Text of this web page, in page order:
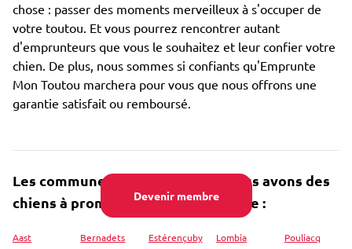
Devenir membre
chose : passer des moments merveilleux à s'occuper de
votre toutou. Et vous pourrez rencontrer autant
d'emprunteurs que vous le souhaitez et leur confier votre
chien. De plus, nous sommes si confiants qu'Emprunte
Mon Toutou marchera pour vous que nous offrons une
garantie satisfait ou remboursé.
Les communes dans lesquelles nous avons des
chiens à promener près de Lembeye :
Aast Bernadets Estérençuby Lombia Pouliacq